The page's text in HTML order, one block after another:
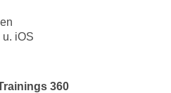
u. iOS
360